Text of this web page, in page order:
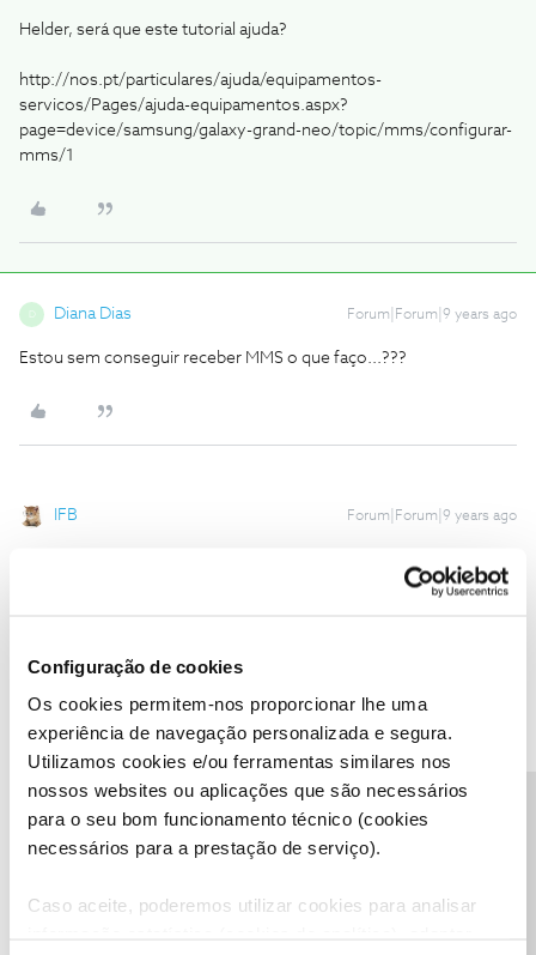
Configuração de cookies
Os cookies permitem-nos proporcionar lhe uma
experiência de navegação personalizada e segura.
Utilizamos cookies e/ou ferramentas similares nos
nossos websites ou aplicações que são necessários
para o seu bom funcionamento técnico (cookies
necessários para a prestação de serviço).
Caso aceite, poderemos utilizar cookies para analisar
Helder, será que este tutorial ajuda?
http://nos.pt/particulares/ajuda/equipamentos-
servicos/Pages/ajuda-equipamentos.aspx?
page=device/samsung/galaxy-grand-neo/topic/mms/configurar-
mms/1
Diana Dias Forum|Forum|9 years ago
Estou sem conseguir receber MMS o que faço...???
IFB Forum|Forum|9 years ago
A NOS tem no site uns tutoriais muitos bons, para ajudar a
servicos/Pages/ajuda-equipamentos.aspx
Espero que te ajude 😳
The Cat who drinks wine, and knows stuff
1 pessoa gostou